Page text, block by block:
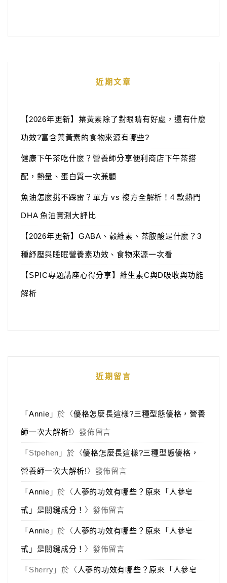
近期文章
【2026年更新】葉黃素除了對眼睛有好處，還有什麼
功效?富含葉黃素的食物來源有哪些?
健康下午茶吃什麼？營養師分享便利商店下午茶搭
配，熱量、蛋白質一次兼顧
魚油怎麼挑不踩雷？單方 vs 複方全解析！4 款熱門
DHA 魚油實測大評比
【2026年更新】GABA、穀維素、茶胺酸是什麼？3
種紓壓與睡眠營養素功效、食物來源一次看
【SPIC專題講座心得分享】維生素C與D吸收與功能
解析
近期留言
「 Annie 」於〈優格怎麼長這樣?三種型態優格，營養
師一次大解析!〉發佈留言
「 Stpehen 」於〈優格怎麼長這樣?三種型態優格，
營養師一次大解析!〉發佈留言
「 Annie 」於〈 人蔘的功效有哪些？原來「人參皂
甙」是關鍵成分！ 〉發佈留言
「 Annie 」於〈 人蔘的功效有哪些？原來「人參皂
甙」是關鍵成分！ 〉發佈留言
「 Sherry 」於〈 人蔘的功效有哪些？原來「人參皂